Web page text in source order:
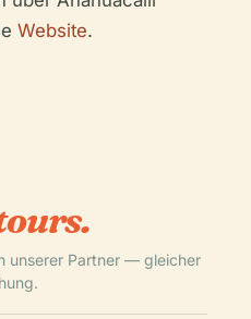
Website.
unserer Partner — gleicher